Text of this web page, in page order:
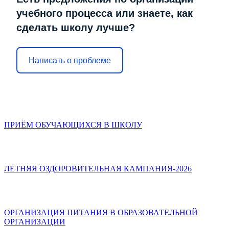
учебного процесса или знаете, как
сделать школу лучше?
Написать о проблеме
ПРИЁМ ОБУЧАЮЩИХСЯ В ШКОЛУ
ЛЕТНЯЯ ОЗДОРОВИТЕЛЬНАЯ КАМПАНИЯ-2026
ОРГАНИЗАЦИЯ ПИТАНИЯ В ОБРАЗОВАТЕЛЬНОЙ
ОРГАНИЗАЦИИ